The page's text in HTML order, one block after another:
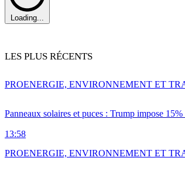
Loading...
LES PLUS RÉCENTS
Panneaux solaires et puces : Trump impose
13:58
PROENERGIE, ENVIRONNEMENT ET
PROENERGIE, ENVIRONNEMENT ET